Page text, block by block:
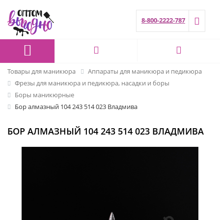
8-800-2222-787
Товары для маникюра
Аппараты для маникюра и педикюра
Фрезы для маникюра и педикюра, насадки и боры
Боры маникюрные
Бор алмазный 104 243 514 023 Владмива
БОР АЛМАЗНЫЙ 104 243 514 023 ВЛАДМИВА